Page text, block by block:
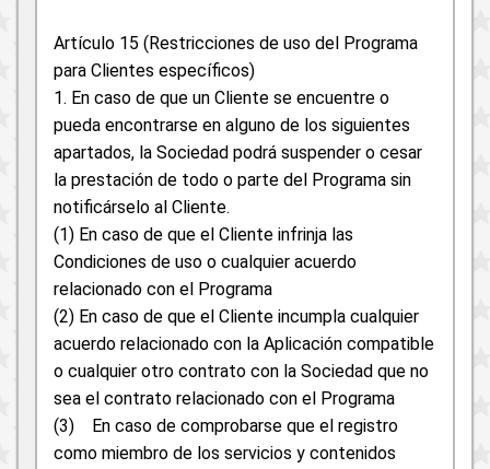
Artículo 15 (Restricciones de uso del Programa
para Clientes específicos)
1. En caso de que un Cliente se encuentre o
pueda encontrarse en alguno de los siguientes
apartados, la Sociedad podrá suspender o cesar
la prestación de todo o parte del Programa sin
notificárselo al Cliente.
(1) En caso de que el Cliente infrinja las
Condiciones de uso o cualquier acuerdo
relacionado con el Programa
(2) En caso de que el Cliente incumpla cualquier
acuerdo relacionado con la Aplicación compatible
o cualquier otro contrato con la Sociedad que no
sea el contrato relacionado con el Programa
(3) En caso de comprobarse que el registro
como miembro de los servicios y contenidos